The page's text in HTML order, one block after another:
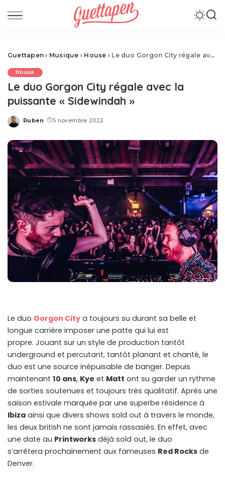
Guettapen › Musique › House › Le duo Gorgon City régale avec la puissante « Sidewindah »
House
Le duo Gorgon City régale avec la
puissante « Sidewindah »
Posted
Ruben 5 novembre 2022
Le duo Gorgon City a toujours su durant sa belle et
longue carrière imposer une patte qui lui est
propre. Jouant sur un style de production tantôt
underground et percutant, tantôt planant et chanté, le
duo est une source inépuisable de banger. Depuis
maintenant 10 ans, Kye et Matt ont su garder un rythme
de sorties soutenues et toujours très qualitatif. Après une
saison estivale marquée par une superbe résidence à
Ibiza ainsi que divers shows sold out à travers le monde,
les deux british ne sont jamais rassasiés. En effet, avec
une date au Printworks déjà sold out, le duo
s’arrêtera prochainement aux fameuses Red Rocks de
Denver.